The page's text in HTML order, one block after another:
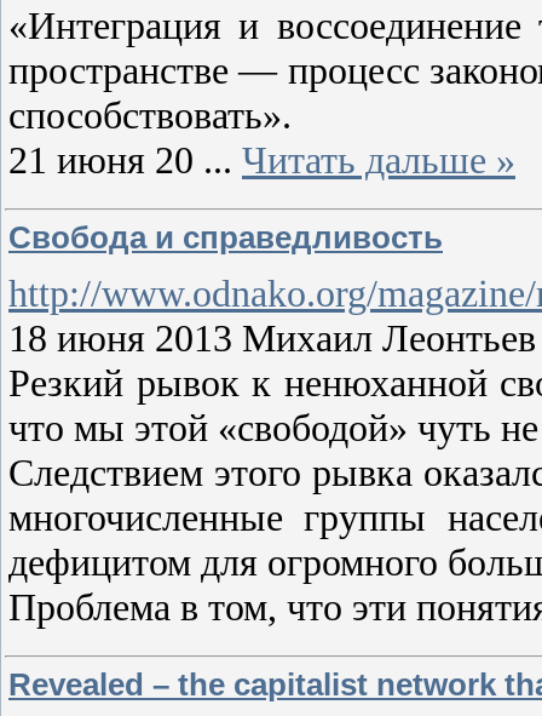
«Интеграция и
пространстве — процесс
способствовать».
21 июня 20 ... Читать дальше »
Свобода и справедливость
http://www.odnako.org/
18 июня 2013 Михаил Леонтьев
Резкий рывок к ненюханной
что мы этой «свободой» чуть
Следствием этого рывка
многочисленные группы
дефицитом для огромного
Проблема в том, что эти
Revealed – the capitalist network